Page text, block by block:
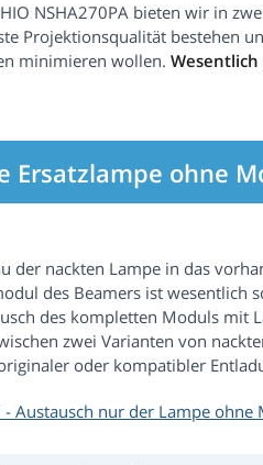
NSHA270PA bieten wir in
Projektionsqualität bestehen
minimieren wollen.
Ersatzlampe ohne
der nackten Lampe in das
des Beamers ist wesentlich
des kompletten Moduls mit
zwei Varianten von
oder kompatibler
- Austausch nur der Lampe ohne